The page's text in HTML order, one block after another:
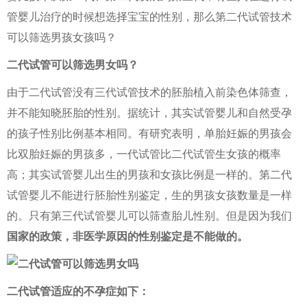
管婴儿治疗的时候想选择宝宝的性别，那么第二代试管技术
可以筛选男孩女孩吗？
二代试管可以筛选男女吗？
由于二代试管没有三代试管技术的胚胎植入前染色体筛查，
并不能知晓胚胎的性别。据统计，其实试管婴儿和自然受孕
的孩子性别比例基本相同。有研究表明，单胎妊娠的男孩会
比双胎妊娠的男孩多，一代试管比二代试管生女孩的概率
高；其实试管婴儿出生的男孩和女孩比例是一样的。第二代
试管婴儿不能进行胚胎性别鉴定，生的男孩女孩数量是一样
的。只有第三代试管婴儿可以筛查胎儿性别。但是因为我们
国家的政策，非医学原因的性别鉴定是不能做的。
二代试管适应的不孕症如下：